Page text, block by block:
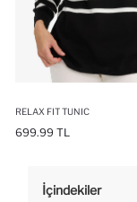
RELAX FIT TUNIC
699.99 TL
İçindekiler